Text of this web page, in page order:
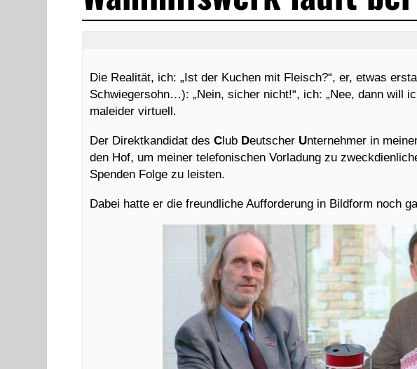
Die Realität, ich: „Ist der Kuchen mit Fleisch?“, er, etwas
Schwiegersohn…): „Nein, sicher nicht!“, ich: „Nee, dann will
maleider virtuell.
Der Direktkandidat desClub Deutscher Unternehmer in
den Hof, um meiner telefonischen Vorladung zu
Spenden Folge zu leisten.
Dabei hatte er die freundliche Aufforderung in Bildform noch